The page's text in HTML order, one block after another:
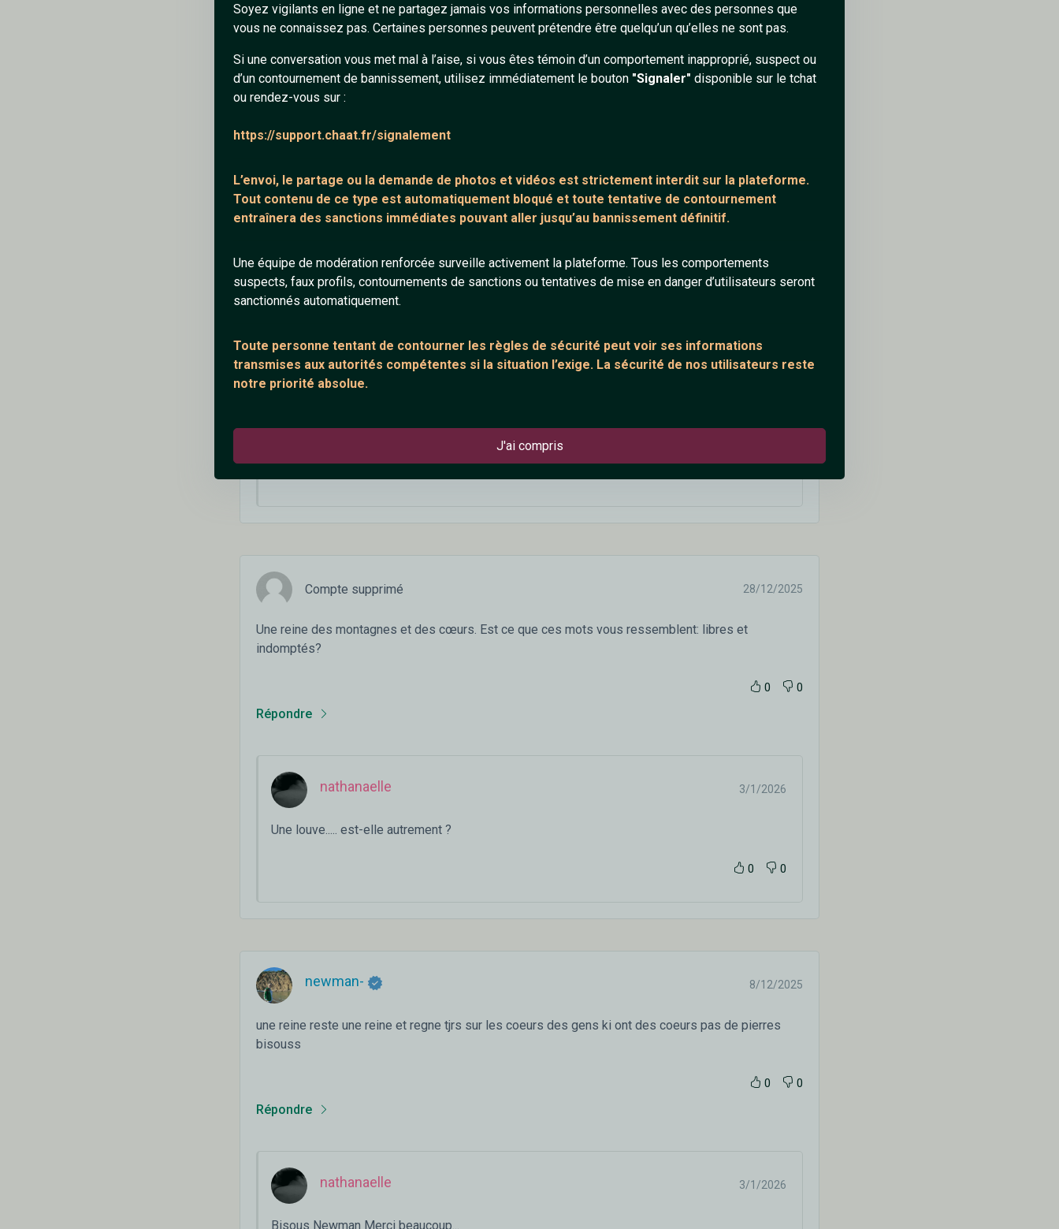
Soyez vigilants en ligne et ne partagez jamais vos informations personnelles avec des personnes que
vous ne connaissez pas. Certaines personnes peuvent prétendre être quelqu’un qu’elles ne sont pas.
Si une conversation vous met mal à l’aise, si vous êtes témoin d’un comportement inapproprié, suspect ou
d’un contournement de bannissement, utilisez immédiatement le bouton "Signaler" disponible sur le tchat
ou rendez-vous sur :
https://support.chaat.fr/signalement
L’envoi, le partage ou la demande de photos et vidéos est strictement interdit sur la plateforme.
Tout contenu de ce type est automatiquement bloqué et toute tentative de contournement
entraînera des sanctions immédiates pouvant aller jusqu’au bannissement définitif.
Une équipe de modération renforcée surveille activement la plateforme. Tous les comportements
suspects, faux profils, contournements de sanctions ou tentatives de mise en danger d’utilisateurs seront
sanctionnés automatiquement.
Toute personne tentant de contourner les règles de sécurité peut voir ses informations
transmises aux autorités compétentes si la situation l’exige. La sécurité de nos utilisateurs reste
notre priorité absolue.
J'ai compris
nathanaelle 27/5/2026
Merci m'sieur........ bel avatar
Keeper
nathanaelle
Compte supprimé 28/12/2025
Une reine des montagnes et des cœurs. Est ce que ces mots vous ressemblent: libres et
indomptés?
0 0
Répondre
nathanaelle 3/1/2026
Une louve..... est-elle autrement ?
0 0
newman- 8/12/2025
une reine reste une reine et regne tjrs sur les coeurs des gens ki ont des coeurs pas de pierres
bisouss
0 0
Répondre
nathanaelle 3/1/2026
Bisous Newman Merci beaucoup...